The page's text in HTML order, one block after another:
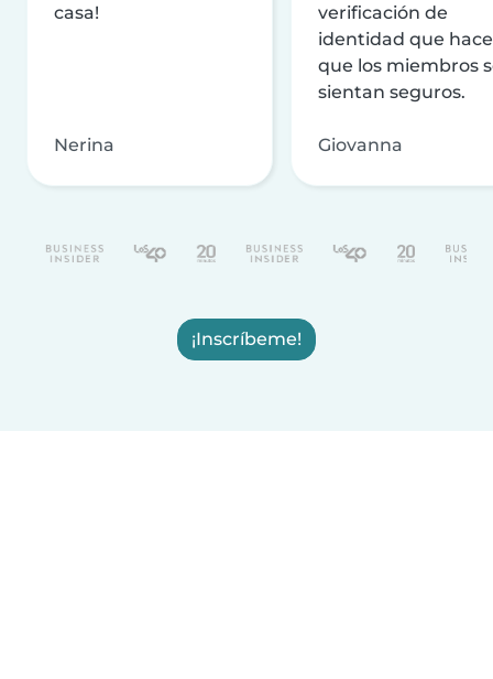
casa!
Nerina
verificación de
identidad que
que los miembros
sientan seguros.
Giovanna
¡Inscríbeme!